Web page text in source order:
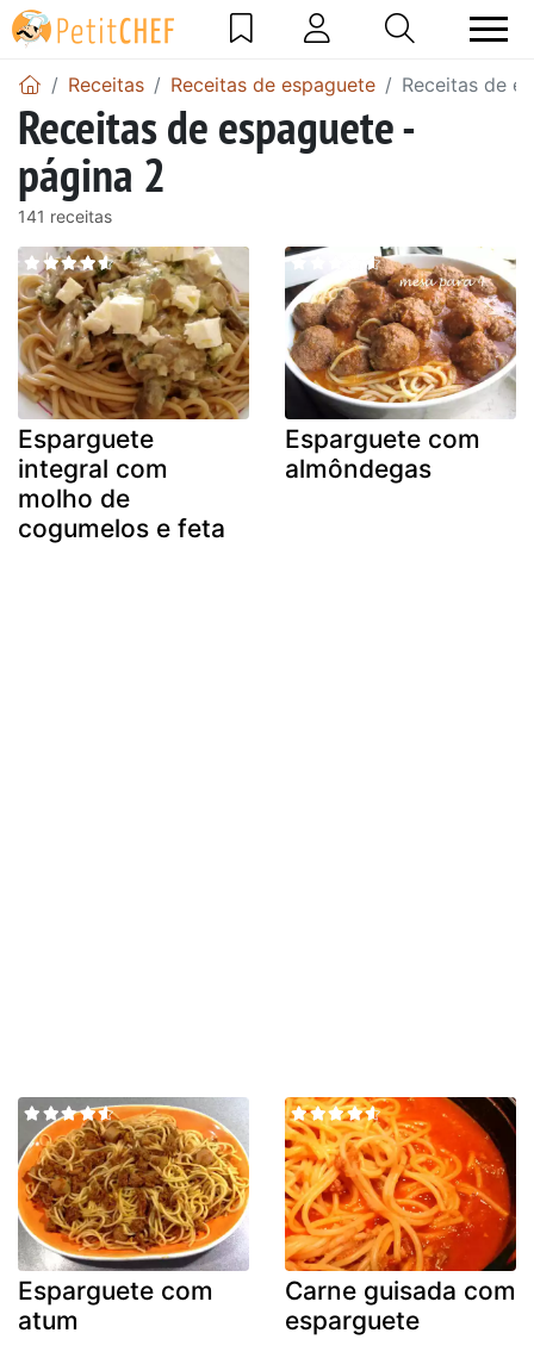
Receitas Receitas de espaguete Receitas de
Receitas de espaguete -
página 2
141 receitas
Esparguete
integral com
molho de
cogumelos e feta
Esparguete com
almôndegas
Esparguete com
atum
Carne guisada com
esparguete